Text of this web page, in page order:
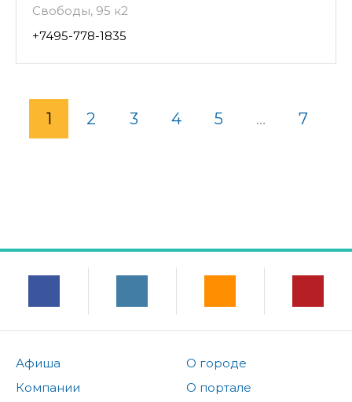
Свободы, 95 к2
+7495-778-1835
1 2 3 4 5 ... 7
Афиша
Компании
О городе
О портале